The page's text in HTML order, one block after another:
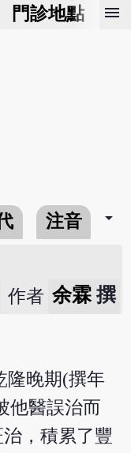
門診地點 預
menu
注音 arrow_drop_down
作者 余霖撰
隆晚期(撰年
他醫誤治而
，積累了豐